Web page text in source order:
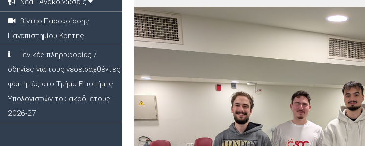
Νέα - Ανακοινώσεις
Βίντεο Παρουσίασης
Πανεπιστημίου Κρήτης
Γενικές πληροφορίες /
οδηγίες για τους νεοεισαχθέντες
φοιτητές στο Τμήμα Επιστήμης
Υπολογιστών του ακαδ. έτους
2026-27